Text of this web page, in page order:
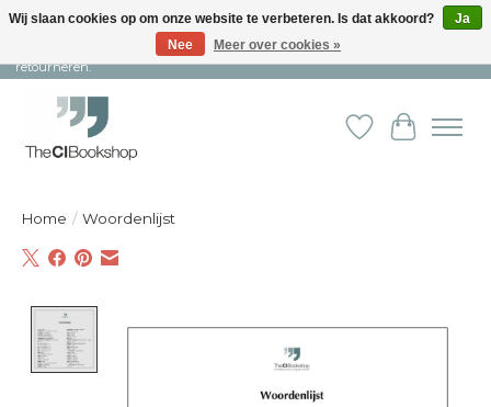
Snelle levering en persoonlijke service ︱ Niet goed? Geld terug! ︱ Gratis
retourneren.
Verlanglijst
Home / Woordenlijst
Wij slaan cookies op om onze website te verbeteren. Is dat akkoord?
Ja
Nee
Meer over cookies »